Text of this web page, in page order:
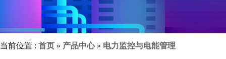
当前位置 : 首页 » 产品中心» 电力监控与电能管理